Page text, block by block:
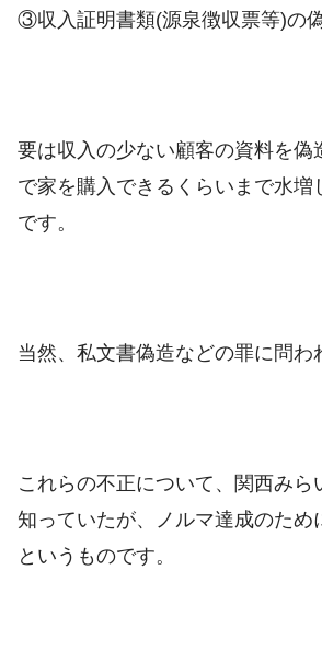
③収入証明書類(源泉徴収票等)の
要は収入の少ない顧客の資料を偽
で家を購入できるくらいまで水増
です。
当然、私文書偽造などの罪に問わ
これらの不正について、関西みら
知っていたが、ノルマ達成のため
というものです。